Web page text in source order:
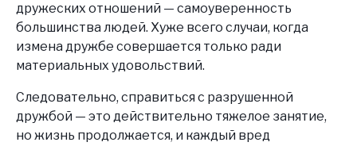
дружеских отношений — самоуверенность
большинства людей. Хуже всего случаи, когда
измена дружбе совершается только ради
материальных удовольствий.
Следовательно, справиться с разрушенной
дружбой — это действительно тяжелое занятие,
но жизнь продолжается, и каждый вред